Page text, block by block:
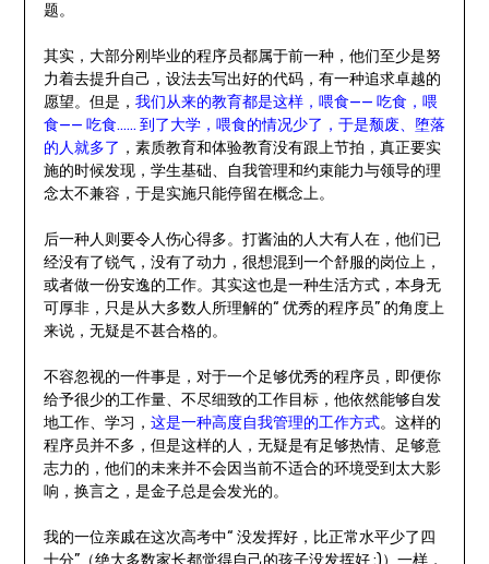
题。
其实，大部分刚毕业的程序员都属于前一种，他们至少是努
力着去提升自己，设法去写出好的代码，有一种追求卓越的
愿望。但是， 我们从来的教育都是这样，喂食—— 吃食，喂
食—— 吃食…… 到了大学，喂食的情况少了，于是颓废、堕落
的人就多了 ，素质教育和体验教育没有跟上节拍，真正要实
施的时候发现，学生基础、自我管理和约束能力与领导的理
念太不兼容，于是实施只能停留在概念上。
后一种人则要令人伤心得多。打酱油的人大有人在，他们已
经没有了锐气，没有了动力，很想混到一个舒服的岗位上，
或者做一份安逸的工作。其实这也是一种生活方式，本身无
可厚非，只是从大多数人所理解的“ 优秀的程序员” 的角度上
来说，无疑是不甚合格的。
不容忽视的一件事是，对于一个足够优秀的程序员，即便你
给予很少的工作量、不尽细致的工作目标，他依然能够自发
地工作、学习， 这是一种高度自我管理的工作方式。这样的
程序员并不多，但是这样的人，无疑是有足够热情、足够意
志力的，他们的未来并不会因当前不适合的环境受到太大影
响，换言之，是金子总是会发光的。
我的一位亲戚在这次高考中“ 没发挥好，比正常水平少了四